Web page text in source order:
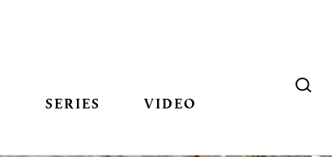
SERIES VIDEO